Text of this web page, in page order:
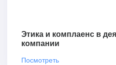
Этика и комплаенс в
компании
Посмотреть